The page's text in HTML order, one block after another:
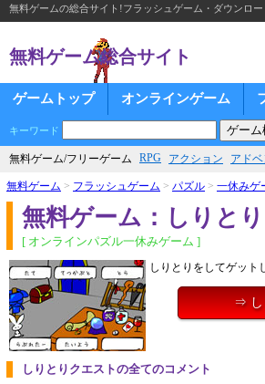
無料ゲームの総合サイト!フラッシュゲーム・ダウンロ
無料ゲーム総合サイト
ゲームトップ オンラインゲーム
キーワード
無料ゲーム/フリーゲーム RPG アクション アド
無料ゲーム > フラッシュゲーム > パズル > 一休みゲ
無料ゲーム：しりと
[ オンラインパズル一休みゲーム ]
しりとりをしてゲット
⇒ し
しりとりクエストの全てのコメント